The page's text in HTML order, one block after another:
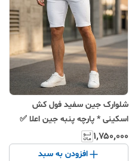
شلوارک جین سفید فول کش
اسکینی * پارچه پنبه جین اعلا ✅
۱٬۷۵۰٬۰۰۰
افزودن به سبد